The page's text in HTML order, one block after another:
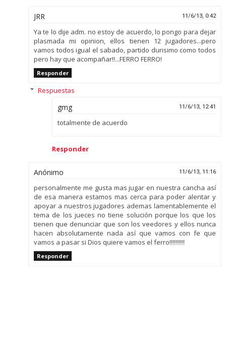
JRR 11/6/13, 0:42
Ya te lo dije adm. no estoy de acuerdo, lo pongo para dejar
plasmada mi opinion, ellos tienen 12 jugadores...pero
vamos todos igual el sabado, partido durisimo como todos
pero hay que acompañar!!...FERRO FERRO!
Responder
Respuestas
gmg 11/6/13, 12:41
totalmente de acuerdo
Responder
Anónimo 11/6/13, 11:16
personalmente me gusta mas jugar en nuestra cancha así
de esa manera estamos mas cerca para poder alentar y
apoyar a nuestros jugadores ademas lamentablemente el
tema de los jueces no tiene solución porque los que los
tienen que denunciar que son los veedores y ellos nunca
hacen absolutamente nada así que vamos con fe que
vamos a pasar si Dios quiere vamos el ferro!!!!!!!!!!
Responder